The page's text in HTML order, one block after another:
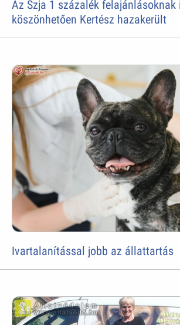
Az Szja 1 százalék felajánlásoknak
köszönhetően Kertész hazakerült
Ivartalanítással jobb az állattartás